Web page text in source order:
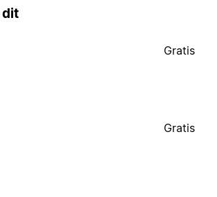
dit
Gratis
Gratis